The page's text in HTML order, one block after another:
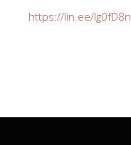
https://lin.ee/Ig0fD8n